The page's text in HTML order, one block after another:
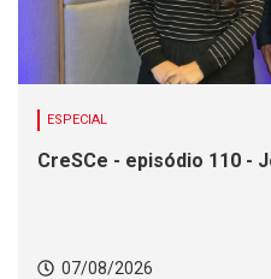
ESPECIAL
CreSCe - episódio 110 -
07/08/2026